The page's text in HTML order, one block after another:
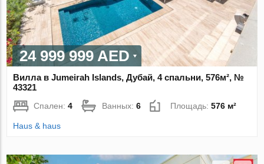
24 999 999 AED
Вилла в Jumeirah Islands, Дубай, 4 спальни, 576м², №
43321
Спален:4 Ванных:6 Площадь:576 м²
Haus & haus